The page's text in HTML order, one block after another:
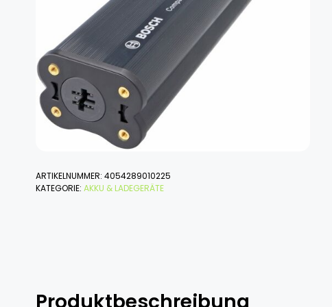
ARTIKELNUMMER: 4054289010225
KATEGORIE: AKKU & LADEGERÄTE